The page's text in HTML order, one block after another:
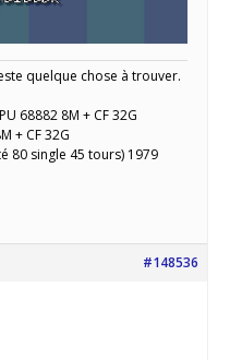
quelque chose à trouver.
68882 8M + CF 32G
+ CF 32G
80 single 45 tours) 1979
#148536